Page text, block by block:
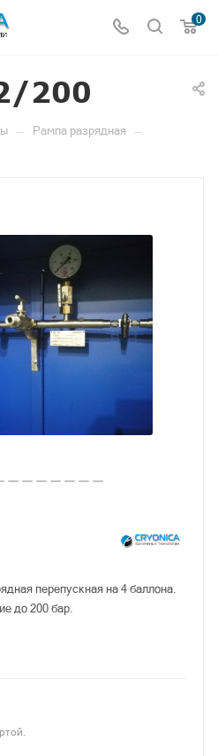
0
200
— Рампа разрядная —
перепускная на 4 баллона.
до 200 бар.